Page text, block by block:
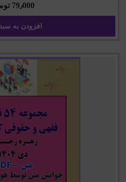
79٫000
افزودن به